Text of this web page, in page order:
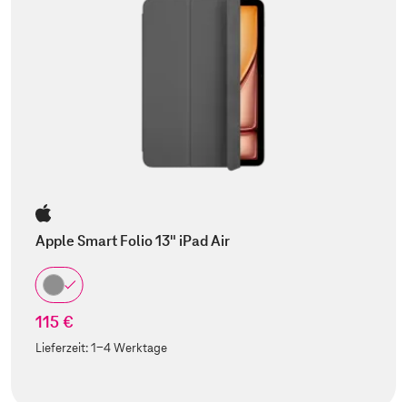
Apple Smart Folio 13" iPad Air
115 €
Lieferzeit:1-4 Werktage